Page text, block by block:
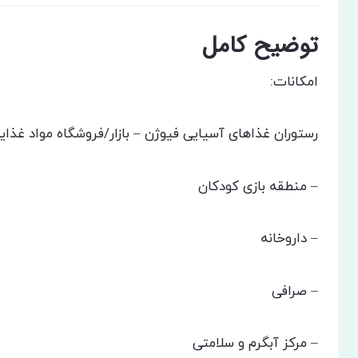
توضیح کامل
امکانات:
رستوران غذاهای آسیایی فیوژن – بازار/فروشگاه مواد
– منطقه بازی کودکان
– داروخانه
– صرافی
– مرکز آبگرم و سلامتی